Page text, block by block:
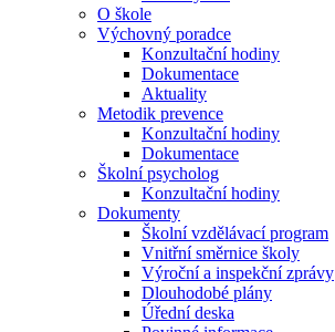
O škole
Výchovný poradce
Konzultační hodiny
Dokumentace
Aktuality
Metodik prevence
Konzultační hodiny
Dokumentace
Školní psycholog
Konzultační hodiny
Dokumenty
Školní vzdělávací program
Vnitřní směrnice školy
Výroční a inspekční zprávy
Dlouhodobé plány
Úřední deska